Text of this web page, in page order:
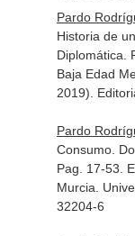
Pardo
Historia de
Diplomática.
Baja Edad
2019) .
Pardo
Consumo.
Pag. 17-53.
Murcia.
32204-6